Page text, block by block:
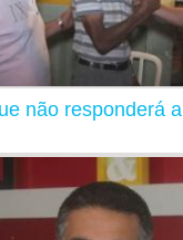
não responderá